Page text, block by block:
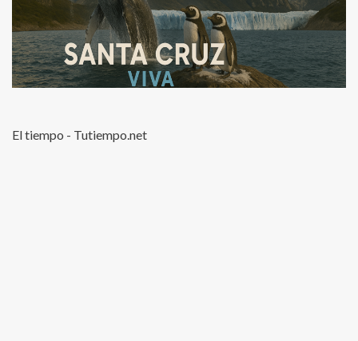
El tiempo - Tutiempo.net